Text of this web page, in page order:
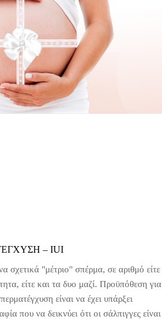
– ΙUI
σχετικά "μέτριο" σπέρμα, σε αριθμό είτε
είτε και τα δυο μαζί. Προϋπόθεση για
είναι να έχει υπάρξει
που να δεικνύει ότι οι σάλπιγγες είναι